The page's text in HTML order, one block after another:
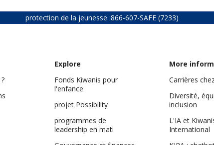
protection de la jeunesse :866-607-SAFE (7233)
Explore
Fonds Kiwanis pour
l'enfance
projet Possibility
programmes de
leadership en mati
More
Carrières
Diversité,
inclusion
L'IA et
International